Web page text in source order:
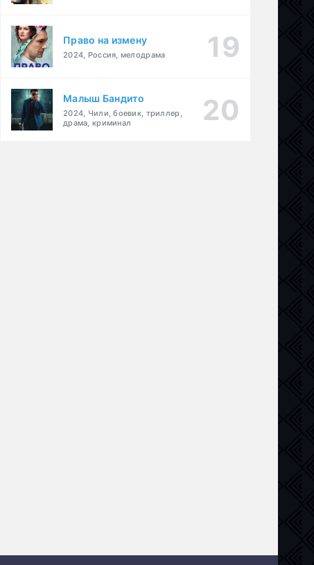
Право на измену
2024, Россия, мелодрама
Малыш Бандито
2024, Чили, боевик, триллер,
драма, криминал